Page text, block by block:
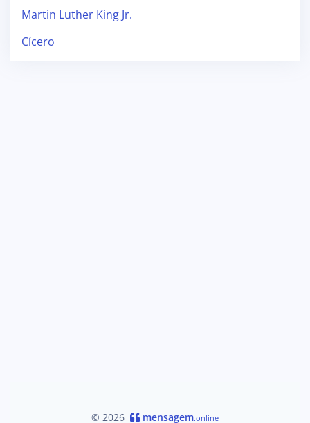
Martin Luther King Jr.
Cícero
© 2026 mensagem.online